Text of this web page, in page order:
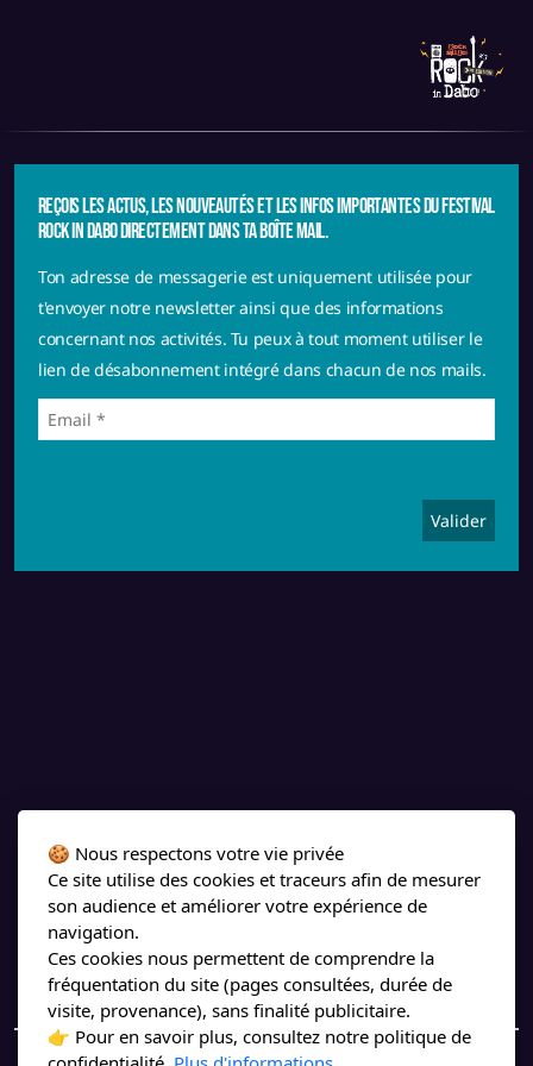
Reçois les actus, les nouveautés et les infos importantes du festival
Rock in Dabo directement dans ta boîte mail.
Ton adresse de messagerie est uniquement utilisée pour
t'envoyer notre newsletter ainsi que des informations
concernant nos activités. Tu peux à tout moment utiliser le
lien de désabonnement intégré dans chacun de nos mails.
🍪 Nous respectons votre vie privée
Ce site utilise des cookies et traceurs afin de mesurer
son audience et améliorer votre expérience de
navigation.
Ces cookies nous permettent de comprendre la
fréquentation du site (pages consultées, durée de
visite, provenance), sans finalité publicitaire.
👉 Pour en savoir plus, consultez notre politique de
Echo Lali
Kamarad
Burning Birds